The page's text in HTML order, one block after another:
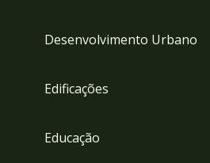
Desenvolvimento Urbano
Edificações
Educação